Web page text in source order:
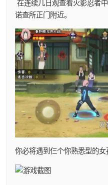
在连续几日观查看火影忍者
诺查所正门附近。
你必将遇到仨个你熟悉型的女